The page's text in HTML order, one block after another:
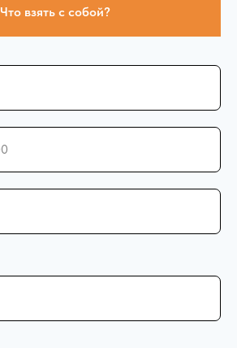
Что взять с собой?